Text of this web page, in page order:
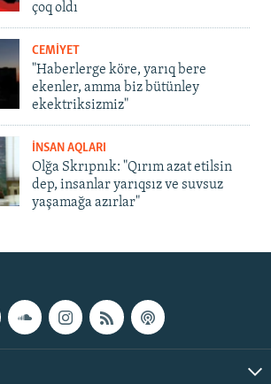
çoq oldı
CEMİYET
"Haberlerge köre, yarıq bere
ekenler, amma biz bütünley
ekektriksizmiz"
İNSAN AQLARI
Olğa Skrıpnık: "Qırım azat etilsin
dep, insanlar yarıqsız ve suvsuz
yaşamağa azırlar"